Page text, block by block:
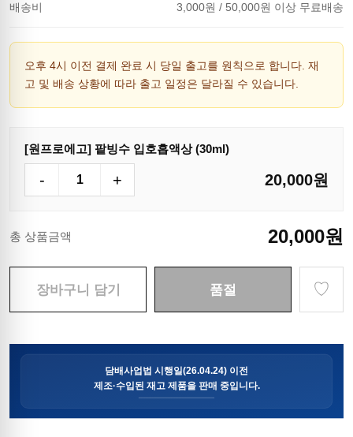
배송비 3,000원 / 50,000원 이상 무료배송
오후 4시 이전 결제 완료 시 당일 출고를 원칙으로 합니다. 재
고 및 배송 상황에 따라 출고 일정은 달라질 수 있습니다.
[원프로에고] 팥빙수 입호흡액상 (30ml)
- + 20,000원
총 상품금액 20,000원
장바구니 담기 품절 ♡